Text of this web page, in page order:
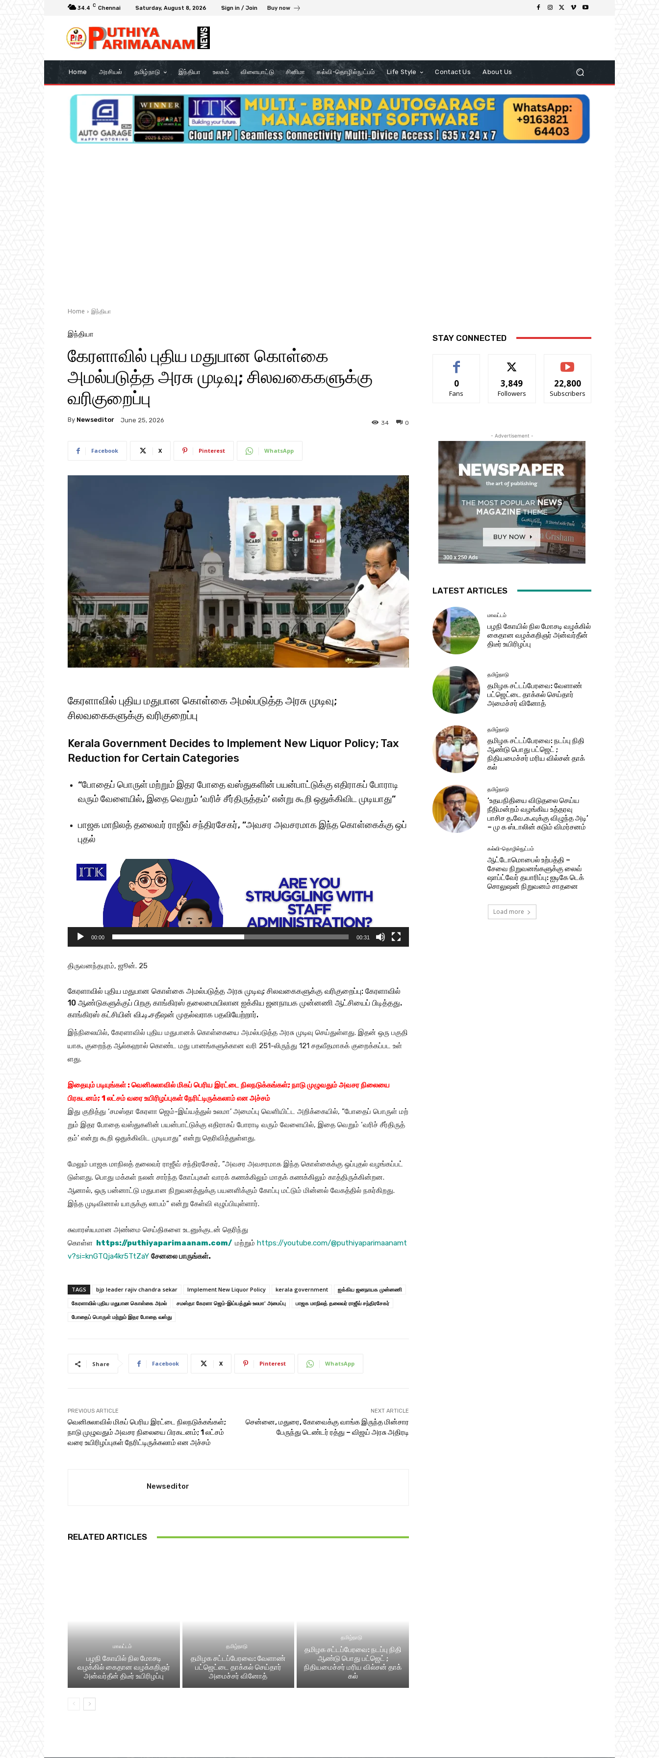
34.4 C Chennai Saturday, August 8, 2026 Sign in / Join Buy now
Home அரசியல் தமிழ்நாடு இந்தியா உலகம் விளையாட்டு சினிமா கல்வி-தொழில்நுட்பம் Life Style Contact Us About Us
Home இந்தியா
இந்தியா
கேரளா​வில் புதிய மது​பான கொள்​கை
அமல்படுத்த அரசு முடிவு; சிலவகைகளுக்கு
வரிகுறைப்பு
By Newseditor June 25, 2026 0
34
Facebook X Pinterest WhatsApp
கேரளா​வில் புதிய மது​பான கொள்​கை அமல்படுத்த அரசு முடிவு;
சிலவகைகளுக்கு வரிகுறைப்பு
Kerala Government Decides to Implement New Liquor Policy; Tax
Reduction for Certain Categories
“போதைப் ​பொருள் மற்​றும் இதர போதை வஸ்​துகளின் பயன்​பாட்​டுக்கு எதி​ராகப் போராடி
வரும் வேளை​யில், இதை வெறும் ‘வரிச் சீர்​திருத்​தம்’ என்று கூறி ஒதுக்​கி​விட முடி​யாது”
பாஜக மாநிலத் தலை​வர் ராஜீவ் சந்​திரசேகர், ”அவசர அவசர​மாக இந்த கொள்​கைக்கு ஒப்​
புதல்
y
00:00 00:31
திருவனந்தபுரம், ஜூன். 25
கேரளா​வில் புதிய மது​பான கொள்​கை அமல்படுத்த அரசு முடிவு; சிலவகைகளுக்கு வரிகுறைப்பு: கேரளா​வில்
10 ஆண்​டு​களுக்​குப் பிறகு காங்கிரஸ் தலை​மையி​லான ஐக்​கிய ஜனநாயக முன்​னணி ஆட்சியைப் பிடித்​தது.
காங்​கிரஸ் கட்​சி​யின் வி.டி.சதீஷன் முதல்வராக பதவி​யேற்​றார்.
இந்​நிலை​யில், கேரளா​வில் புதிய மது​பானக் கொள்​கையை அமல்படுத்த அரசு முடிவு செய்​துள்​ளது. இதன் ஒரு பகு​தி​
யாக, குறைந்த ஆல்​கஹால் கொண்ட மது பானங்​களுக்​கான வரி 251-லிருந்து 121 சதவீத​மாகக் குறைக்​கப்பட உள்​
ளது.
இதையும் படியுங்கள் :வெனிசுலாவில் மிகப் பெரிய இரட்டை நிலநடுக்கங்கள்; நாடு முழுவதும் அவசர நிலையை
பிரகடனம்; 1 லட்சம் வரை உயிரிழப்புகள் நேரிட்டிருக்கலாம் என அச்சம்
இது குறித்து ‘சமஸ்தா கேரளா ஜெம்​-இய்​யத்​துல் உலமா’ அமைப்பு வெளி​யிட்ட அறிக்​கை​யில், ”போதைப் ​பொருள் மற்​
றும் இதர போதை வஸ்​துகளின் பயன்​பாட்​டுக்கு எதி​ராகப் போராடி வரும் வேளை​யில், இதை வெறும் ‘வரிச் சீர்​திருத்​
தம்’ என்று கூறி ஒதுக்​கி​விட முடி​யாது” என்று தெரி​வித்​துள்​ளது.
மேலும் பாஜக மாநிலத் தலை​வர் ராஜீவ் சந்​திரசேகர், ”அவசர அவசர​மாக இந்த கொள்​கைக்கு ஒப்​புதல் வழங்​கப்​பட்​
டுள்​ளது. பொது​ மக்​கள் நலன் சார்ந்த கோப்​பு​கள் வாரக் கணக்​கிலும் மாதக் கணக்​கிலும் காத்​திருக்​கின்​றன.
ஆனால், ஒரு பன்​னாட்டு மது​பான நிறு​வனத்​துக்கு பயனளிக்​கும் கோப்பு மட்​டும் மின்​னல் வேகத்​தில் நகர்​கிறது.
இந்த முடி​வி​னால் யாருக்கு லாபம்” என்​று கேள்​வி எழுப்​பி​யுள்​ளார்​.
சுவாரஸ்யமான அண்மை செய்திகளை உடனுக்குடன் தெரிந்து
கொள்ள https://puthiyaparimaanam.com/ மற்றும் https://youtube.com/@puthiyaparimaanamt
v?si=knGTQja4kr5TtZaY சேனலைபாருங்கள்.
TAGS bjp leader rajiv chandra sekar Implement New Liquor Policy kerala government
ஐக்கிய ஜனநாயக முன்னணி
கேரளா​வில் புதிய மது​பான கொள்​கை அமல்
சமஸ்தா கேரளா ஜெம்​-இய்​யத்​துல் உலமா' அமைப்பு
பாஜக மாநிலத் தலை​வர் ராஜீவ் சந்​திரசேகர்
போதைப் ​பொருள் மற்​றும் இதர போதை வஸ்​து
Share Facebook X Pinterest WhatsApp
PREVIOUS ARTICLE
வெனிசுலாவில் மிகப் பெரிய இரட்டை நிலநடுக்கங்கள்;
நாடு முழுவதும் அவசர நிலையை பிரகடனம்; 1 லட்சம்
வரை உயிரிழப்புகள் நேரிட்டிருக்கலாம் என அச்சம்
NEXT ARTICLE
சென்னை, மதுரை, கோவைக்கு வாங்க இருந்த மின்சார
பேருந்து டெண்டர் ரத்து – விஜய் அரசு அதிரடி
Newseditor
RELATED ARTICLES
மாவட்டம்
பழநி கோயில் நில மோசடி
வழக்கில் கைதான வழக்கறிஞர்
அன்வர்தீன் திடீர் உயிரிழப்பு
தமிழ்நாடு
தமிழக சட்​டப்​பேர​வை: வேளாண்
பட்​ஜெட்டை தாக்கல் செய்தார்
அமைச்சர் வினோத்
தமிழ்நாடு
தமிழக சட்டப்பேரவை: நடப்பு நிதி
ஆண்​டு பொது பட்ஜெட் ;
நிதியமைச்சர் மரிய வில்சன் தாக்​
கல்
STAY CONNECTED
0
Fans
3,849
Followers
22,800
Subscribers
- Advertisement -
LATEST ARTICLES
மாவட்டம்
பழநி கோயில் நில மோசடி வழக்கில்
கைதான வழக்கறிஞர் அன்வர்தீன்
திடீர் உயிரிழப்பு
தமிழ்நாடு
தமிழக சட்​டப்​பேர​வை: வேளாண்
பட்​ஜெட்டை தாக்கல் செய்தார்
அமைச்சர் வினோத்
தமிழ்நாடு
தமிழக சட்டப்பேரவை: நடப்பு நிதி
ஆண்​டு பொது பட்ஜெட் ;
நிதியமைச்சர் மரிய வில்சன் தாக்​
கல்
தமிழ்நாடு
‘உதயநிதியை விடுதலை செய்ய
நீதிமன்றம் வழங்கிய உத்தரவு
பாசிச த.வே.க.வுக்கு விழுந்த அடி’
– மு க ஸ்டாலின் கடும் விமர்சனம்
கல்வி-தொழில்நுட்பம்
ஆட்டோமொபைல் உற்பத்தி –
சேவை நிறுவனங்களுக்கு லைவ்
ஷாப்ட்வேர் தயாரிப்பு: ஐடிகே டெக்
சொலுஷன் நிறுவனம் சாதனை
Load more